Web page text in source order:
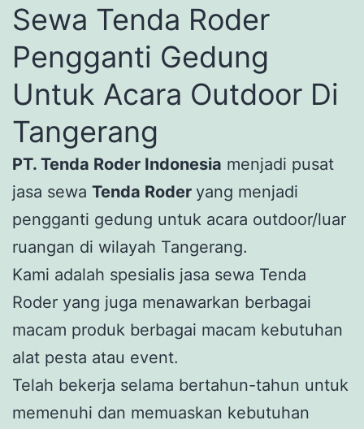
Sewa Tenda Roder
Pengganti Gedung
Untuk Acara Outdoor Di
Tangerang
PT. Tenda Roder Indonesia menjadi pusat
jasa sewa Tenda Roder yang menjadi
pengganti gedung untuk acara outdoor/luar
ruangan di wilayah Tangerang.
Kami adalah spesialis jasa sewa Tenda
Roder yang juga menawarkan berbagai
macam produk berbagai macam kebutuhan
alat pesta atau event.
Telah bekerja selama bertahun-tahun untuk
memenuhi dan memuaskan kebutuhan